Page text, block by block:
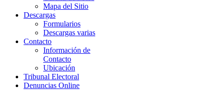
Mapa del Sitio
Descargas
Formularios
Descargas varias
Contacto
Información de
Contacto
Ubicación
Tribunal Electoral
Denuncias Online